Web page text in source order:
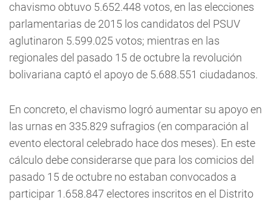
chavismo obtuvo 5.652.448 votos, en las elecciones
parlamentarias de 2015 los candidatos del PSUV
aglutinaron 5.599.025 votos; mientras en las
regionales del pasado 15 de octubre la revolución
bolivariana captó el apoyo de 5.688.551 ciudadanos.
En concreto, el chavismo logró aumentar su apoyo en
las urnas en 335.829 sufragios (en comparación al
evento electoral celebrado hace dos meses). En este
cálculo debe considerarse que para los comicios del
pasado 15 de octubre no estaban convocados a
participar 1.658.847 electores inscritos en el Distrito